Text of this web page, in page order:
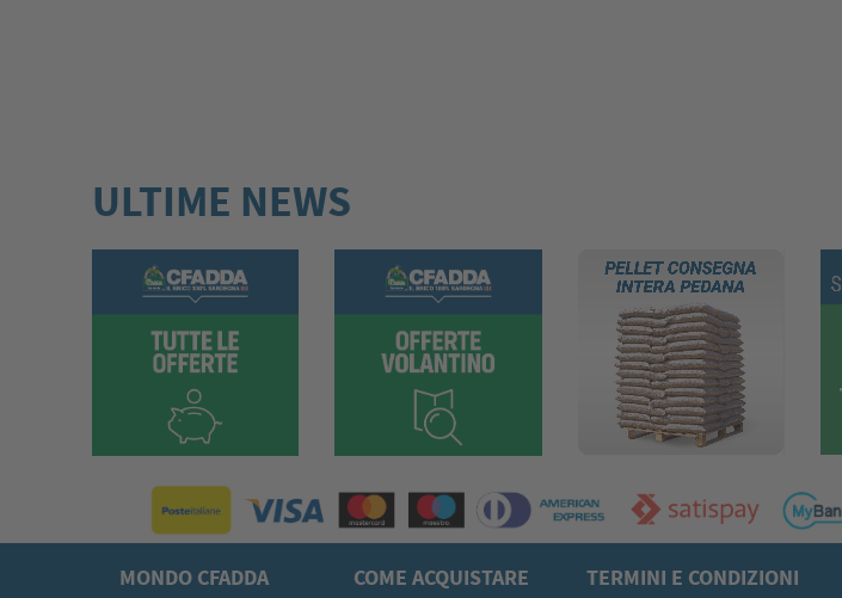
ULTIME NEWS
MONDO CFADDA COME ACQUISTARE TERMINI E CONDIZIONI